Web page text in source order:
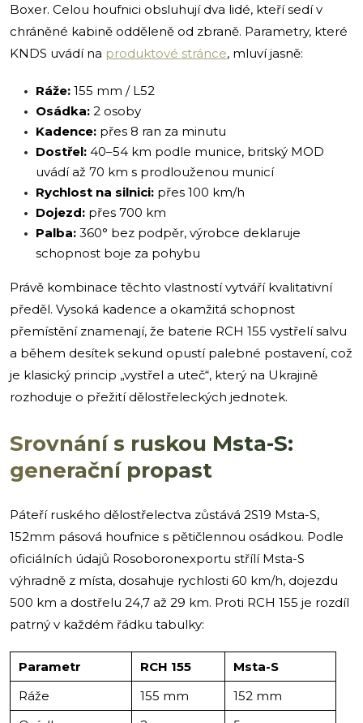
Boxer. Celou houfnici obsluhují dva lidé, kteří sedí v
chráněné kabině odděleně od zbraně. Parametry, které
KNDS uvádí na produktové stránce, mluví jasně:
Ráže: 155 mm / L52
Osádka: 2 osoby
Kadence: přes 8 ran za minutu
Dostřel: 40–54 km podle munice, britský MOD
uvádí až 70 km s prodlouženou municí
Rychlost na silnici: přes 100 km/h
Dojezd: přes 700 km
Palba: 360° bez podpěr, výrobce deklaruje
schopnost boje za pohybu
Právě kombinace těchto vlastností vytváří kvalitativní
předěl. Vysoká kadence a okamžitá schopnost
přemístění znamenají, že baterie RCH 155 vystřelí salvu
a během desítek sekund opustí palebné postavení, což
je klasický princip „vystřel a uteč“, který na Ukrajině
rozhoduje o přežití dělostřeleckých jednotek.
Srovnání s ruskou Msta-S:
generační propast
Páteří ruského dělostřelectva zůstává 2S19 Msta-S,
152mm pásová houfnice s pětičlennou osádkou. Podle
oficiálních údajů Rosoboronexportu střílí Msta-S
výhradně z místa, dosahuje rychlosti 60 km/h, dojezdu
500 km a dostřelu 24,7 až 29 km. Proti RCH 155 je rozdíl
patrný v každém řádku tabulky:
Parametr RCH 155
Msta-S
Ráže
155 mm
152 mm